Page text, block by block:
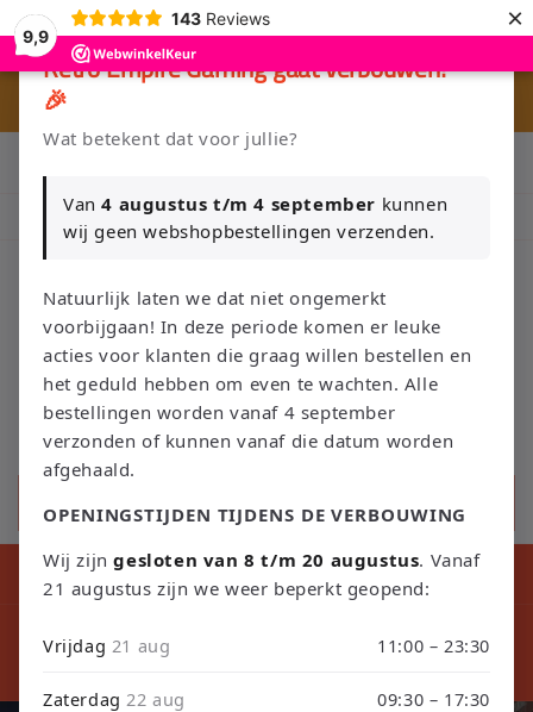
9,9
143 Reviews ×
Meteen
naar de
content
Klik Hier en Verkoop je Game of TCG collectie aan Retro Empire
Nieuw: zoek je Magic-deck automatisch op in onze voorraad.
Winkelwagen
Kortingscode tijdens ons verbouwing10% Korting op Games en
Consoles : Verbouwing2026
⚠️ PLEASE NOTE: Orders placed from August 4 through
September 3 will be shipped on September 4 due to our
Retro Empire Gaming gaat verbouwen!
🎉
Wat betekent dat voor jullie?
Van4 augustus t/m 4 september kunnen
wij geen webshopbestellingen verzenden.
Natuurlijk laten we dat niet ongemerkt
voorbijgaan! In deze periode komen er leuke
acties voor klanten die graag willen bestellen en
het geduld hebben om even te wachten. Alle
bestellingen worden vanaf 4 september
verzonden of kunnen vanaf die datum worden
afgehaald.
OPENINGSTIJDEN TIJDENS DE VERBOUWING
Wij zijngesloten van 8 t/m 20 augustus. Vanaf
21 augustus zijn we weer beperkt geopend:
Vrijdag 21 aug 11:00 – 23:30
Zaterdag22 aug 09:30 – 17:30